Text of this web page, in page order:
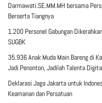
Darmawati.SE.MM.MH bersama
Berserta Tiangnya
1.200 Personel Gabungan
SUGBK
35.936 Anak Muda Main Bareng di
Jadi Penonton, Jadilah Talenta
Deklarasi Jaga Jakarta untuk
Keamanan dan Persatuan